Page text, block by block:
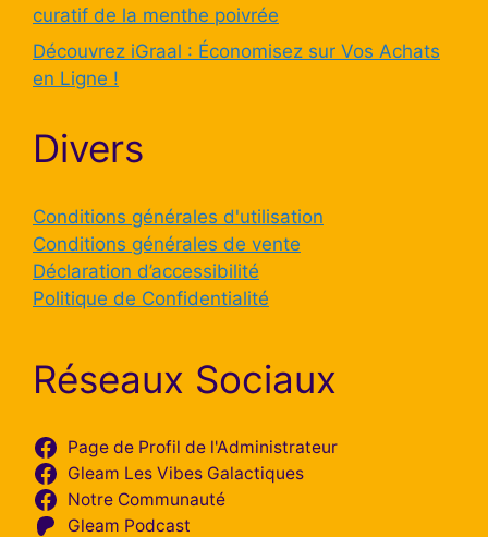
curatif de la menthe poivrée
Découvrez iGraal : Économisez sur Vos Achats
en Ligne !
Divers
Conditions générales d'utilisation
Conditions générales de vente
Déclaration d’accessibilité
Politique de Confidentialité
Réseaux Sociaux
Page de Profil de l'Administrateur
Gleam Les Vibes Galactiques
Notre Communauté
Gleam Podcast